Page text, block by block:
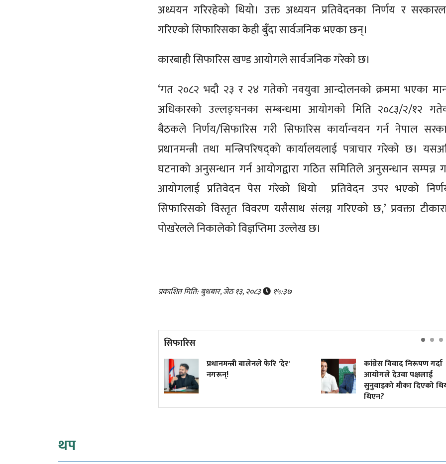
अध्ययन गरिरहेको थियो। उक्त अध्ययन प्रतिवेदनका निर्णय र
गरिएको सिफारिसका केही बुँदा सार्वजनिक भएका छन्।
कारबाही सिफारिस खण्ड आयोगले सार्वजनिक गरेको छ।
‘गत २०८२ भदौ २३ र २४ गतेको नवयुवा आन्दोलनको क्रममा भएका
अधिकारको उल्लङ्घनका सम्बन्धमा आयोगको मिति २०८३/२/१२
बैठकले निर्णय/सिफारिस गरी सिफारिस कार्यान्वयन गर्न नेपाल
प्रधानमन्त्री तथा मन्त्रिपरिषद्को कार्यालयलाई पत्राचार गरेको छ।
घटनाको अनुसन्धान गर्न आयोगद्वारा गठित समितिले अनुसन्धान सम्पन्न
आयोगलाई प्रतिवेदन पेस गरेको थियो प्रतिवेदन उपर भएको
सिफारिसको विस्तृत विवरण यसैसाथ संलग्न गरिएको छ,’ प्रवक्ता
पोखरेलले निकालेको विज्ञप्तिमा उल्लेख छ।
प्रकाशित मिति: बुधबार, जेठ १३, २०८३ १५:३७
सिफारिस
प्रधानमन्त्री बालेनले फेरि 'देर'
नगरून्!
कांग्रेस विवाद निरूपण गर्दा
आयोगले देउवा पक्षलाई
सुनुवाइको मौका दिएको
थिएन?
थप